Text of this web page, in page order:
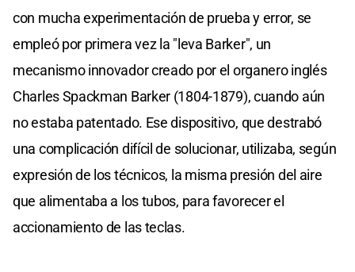
con mucha experimentación de prueba y error, se
empleó por primera vez la "leva Barker", un
mecanismo innovador creado por el organero inglés
Charles Spackman Barker (1804-1879), cuando aún
no estaba patentado. Ese dispositivo, que destrabó
una complicación difícil de solucionar, utilizaba, según
expresión de los técnicos, la misma presión del aire
que alimentaba a los tubos, para favorecer el
accionamiento de las teclas.